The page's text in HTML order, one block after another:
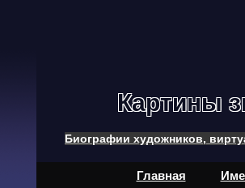
Картины
Биографии художников,
Главная